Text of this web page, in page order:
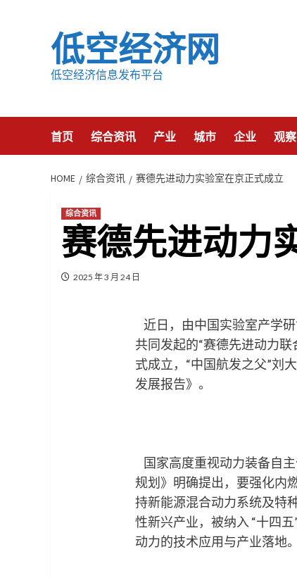
低空经济网
低空经济信息发布平台
首页 综合资讯 产业 城市 企业 观察
HOME 综合资讯 赛德先进动力实验室在京正式成立
综合资讯
赛德先进动力
2025 年 3 月 24 日
近日，由中国实验室产学
共同发起的“赛德先进动力
式成立，“中国航发之父”刘
发展报告》。
国家高度重视动力装备自
规划》明确提出，要强化内
持新能源混合动力系统及特
性新兴产业，被纳入 “十四
动力的技术应用与产业落地。